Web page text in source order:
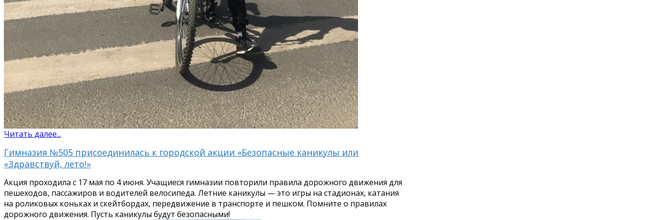
Читать далее...
Гимназия №505 присоединилась к городской акции «Безопасные каникулы или
«Здравствуй, лето!»
Акция проходила с 17 мая по 4 июня. Учащиеся гимназии повторили правила дорожного движения для
пешеходов, пассажиров и водителей велосипеда. Летние каникулы — это игры на стадионах, катания
на роликовых коньках и скейтбордах, передвижение в транспорте и пешком. Помните о правилах
дорожного движения. Пусть каникулы будут безопасными!